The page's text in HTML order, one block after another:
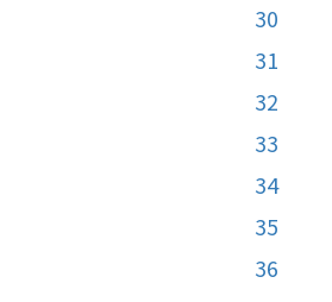
30
31
32
33
34
35
36